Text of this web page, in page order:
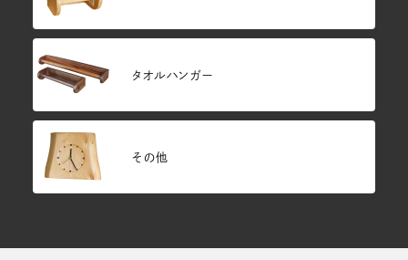
タオルハンガー
その他